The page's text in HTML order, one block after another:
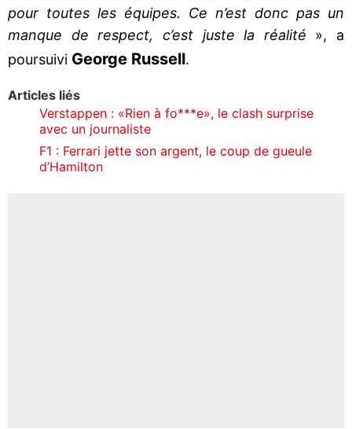
pour toutes les équipes. Ce n’est donc pas un
manque de respect, c’est juste la réalité », a
poursuivi George Russell.
Articles liés
Verstappen : «Rien à fo***e», le clash surprise
avec un journaliste
F1 : Ferrari jette son argent, le coup de gueule
d’Hamilton